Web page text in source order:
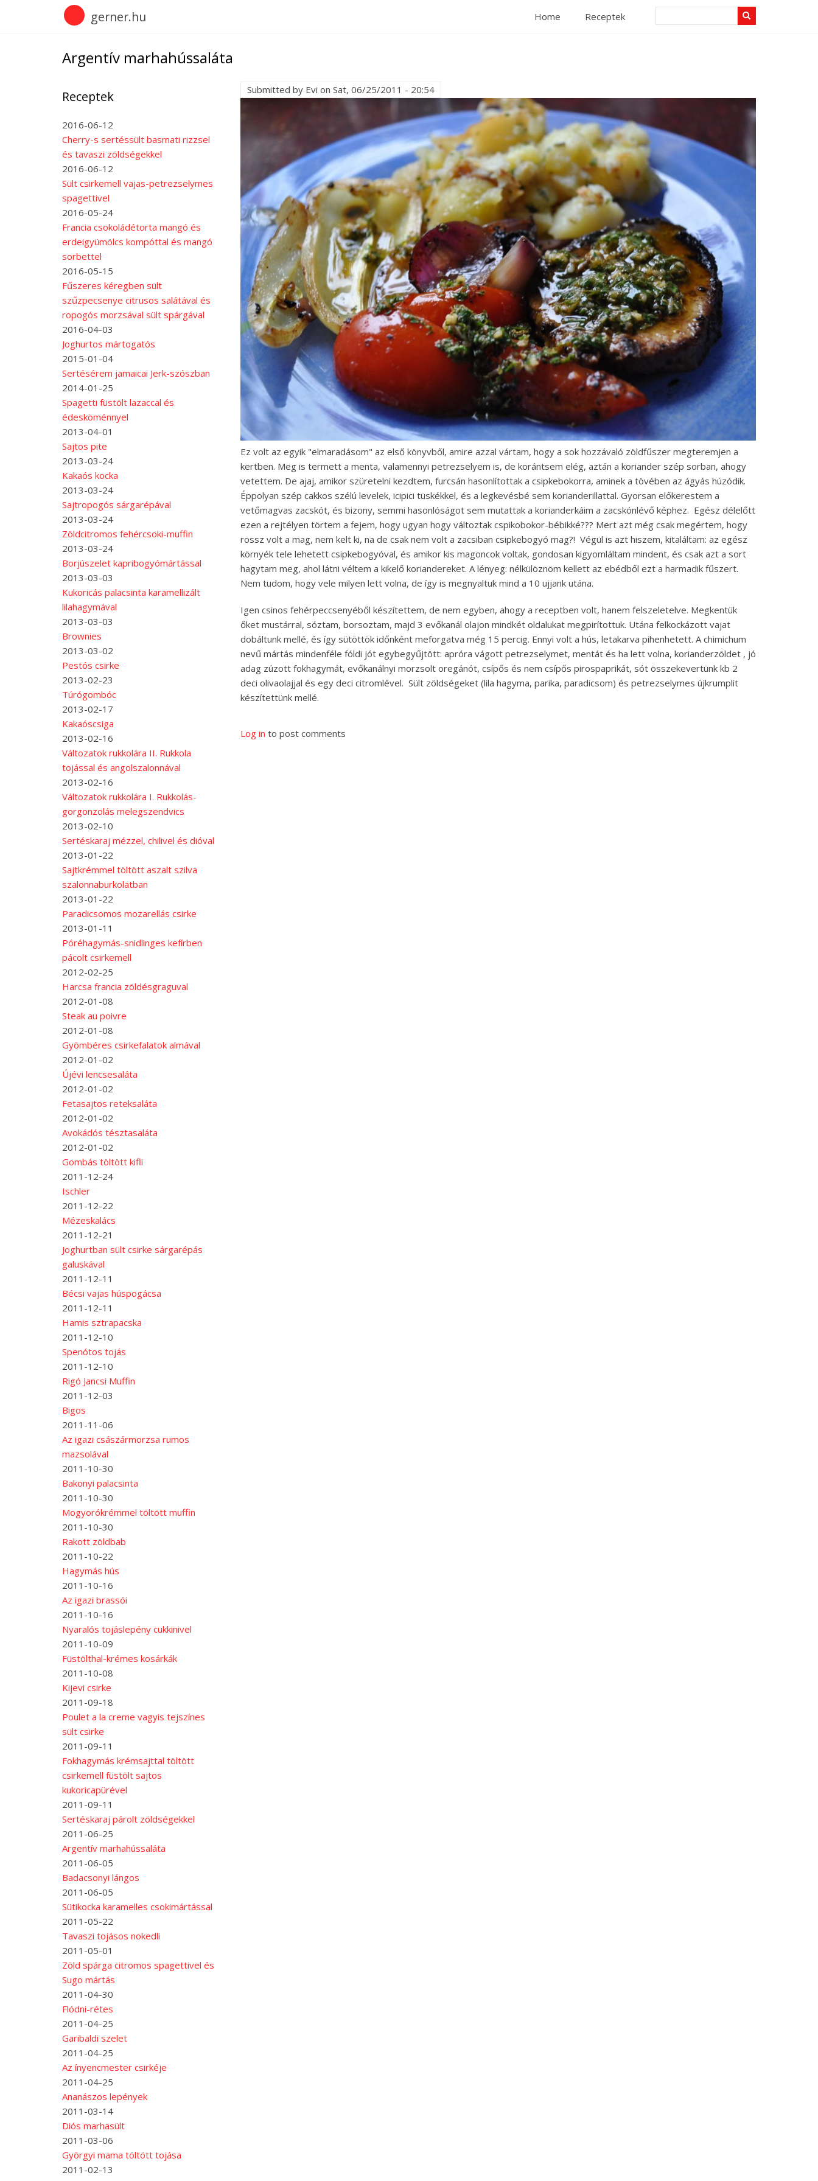
gerner.hu Home Receptek
Argentív marhahússaláta
Receptek
2016-06-12
Cherry-s sertéssült basmati rizzsel
és tavaszi zöldségekkel
2016-06-12
Sült csirkemell vajas-petrezselymes
spagettivel
2016-05-24
Francia csokoládétorta mangó és
erdeigyümölcs kompóttal és mangó
sorbettel
2016-05-15
Fűszeres kéregben sült
szűzpecsenye citrusos salátával és
ropogós morzsával sült spárgával
2016-04-03
Joghurtos mártogatós
2015-01-04
Sertésérem jamaicai Jerk-szószban
2014-01-25
Spagetti füstölt lazaccal és
édesköménnyel
2013-04-01
Sajtos pite
2013-03-24
Kakaós kocka
2013-03-24
Sajtropogós sárgarépával
2013-03-24
Zöldcitromos fehércsoki-muffin
2013-03-24
Borjúszelet kapribogyómártással
2013-03-03
Kukoricás palacsinta karamellizált
lilahagymával
2013-03-03
Brownies
2013-03-02
Pestós csirke
2013-02-23
Túrógombóc
2013-02-17
Kakaóscsiga
2013-02-16
Változatok rukkolára II. Rukkola
tojással és angolszalonnával
2013-02-16
Változatok rukkolára I. Rukkolás-
gorgonzolás melegszendvics
2013-02-10
Sertéskaraj mézzel, chilivel és dióval
2013-01-22
Sajtkrémmel töltött aszalt szilva
szalonnaburkolatban
2013-01-22
Paradicsomos mozarellás csirke
2013-01-11
Póréhagymás-snidlinges kefírben
pácolt csirkemell
2012-02-25
Harcsa francia zöldésgraguval
2012-01-08
Steak au poivre
2012-01-08
Gyömbéres csirkefalatok almával
2012-01-02
Újévi lencsesaláta
2012-01-02
Fetasajtos reteksaláta
2012-01-02
Avokádós tésztasaláta
2012-01-02
Gombás töltött kifli
2011-12-24
Ischler
2011-12-22
Mézeskalács
2011-12-21
Joghurtban sült csirke sárgarépás
galuskával
2011-12-11
Bécsi vajas húspogácsa
2011-12-11
Hamis sztrapacska
2011-12-10
Spenótos tojás
2011-12-10
Rigó Jancsi Muffin
2011-12-03
Bigos
2011-11-06
Az igazi császármorzsa rumos
mazsolával
2011-10-30
Bakonyi palacsinta
2011-10-30
Mogyorókrémmel töltött muffin
2011-10-30
Rakott zöldbab
2011-10-22
Hagymás hús
2011-10-16
Az igazi brassói
2011-10-16
Nyaralós tojáslepény cukkinivel
2011-10-09
Füstölthal-krémes kosárkák
2011-10-08
Kijevi csirke
2011-09-18
Poulet a la creme vagyis tejszínes
sült csirke
2011-09-11
Fokhagymás krémsajttal töltött
csirkemell füstölt sajtos
kukoricapürével
2011-09-11
Sertéskaraj párolt zöldségekkel
2011-06-25
Argentív marhahússaláta
2011-06-05
Badacsonyi lángos
2011-06-05
Sütikocka karamelles csokimártással
2011-05-22
Tavaszi tojásos nokedli
2011-05-01
Zöld spárga citromos spagettivel és
Sugo mártás
2011-04-30
Flódni-rétes
2011-04-25
Garibaldi szelet
2011-04-25
Az ínyencmester csirkéje
2011-04-25
Ananászos lepények
2011-03-14
Diós marhasült
2011-03-06
Györgyi mama töltött tojása
2011-02-13
Submitted by Evi on Sat, 06/25/2011 - 20:54
Ez volt az egyik "elmaradásom" az első könyvből, amire azzal vártam, hogy a sok hozzávaló zöldfűszer megteremjen a
kertben. Meg is termett a menta, valamennyi petrezselyem is, de korántsem elég, aztán a koriander szép sorban, ahogy
vetettem. De ajaj, amikor szüretelni kezdtem, furcsán hasonlítottak a csipkebokorra, aminek a tövében az ágyás húzódik.
Éppolyan szép cakkos szélú levelek, icipici tüskékkel, és a legkevésbé sem korianderillattal. Gyorsan előkerestem a
vetőmagvas zacskót, és bizony, semmi hasonlóságot sem mutattak a korianderkáim a zacskónlévő képhez. Egész délelőtt
ezen a rejtélyen törtem a fejem, hogy ugyan hogy változtak cspikobokor-bébikké??? Mert azt még csak megértem, hogy
rossz volt a mag, nem kelt ki, na de csak nem volt a zacsiban csipkebogyó mag?! Végül is azt hiszem, kitaláltam: az egész
környék tele lehetett csipkebogyóval, és amikor kis magoncok voltak, gondosan kigyomláltam mindent, és csak azt a sort
hagytam meg, ahol látni véltem a kikelő koriandereket. A lényeg: nélkülöznöm kellett az ebédből ezt a harmadik fűszert.
Nem tudom, hogy vele milyen lett volna, de így is megnyaltuk mind a 10 ujjank utána.
Igen csinos fehérpeccsenyéből készítettem, de nem egyben, ahogy a receptben volt, hanem felszeletelve. Megkentük
őket mustárral, sóztam, borsoztam, majd 3 evőkanál olajon mindkét oldalukat megpirítottuk. Utána felkockázott vajat
dobáltunk mellé, és így sütöttök időnként meforgatva még 15 percig. Ennyi volt a hús, letakarva pihenhetett. A chimichum
nevű mártás mindenféle fóldi jót egybegyűjtött: apróra vágott petrezselymet, mentát és ha lett volna, korianderzöldet , jó
adag zúzott fokhagymát, evőkanálnyi morzsolt oregánót, csípős és nem csípős pirospaprikát, sót összekevertünk kb 2
deci olivaolajjal és egy deci citromlével. Sült zöldségeket (lila hagyma, parika, paradicsom) és petrezselymes újkrumplit
készítettünk mellé.
Log in to post comments